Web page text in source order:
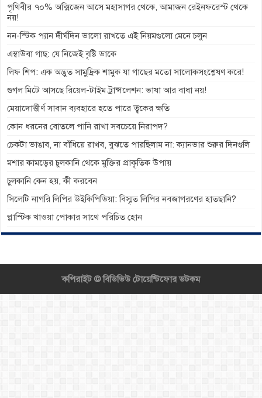
পৃথিবীর ৭০% অক্সিজেন আসে মহাসাগর থেকে, আমাজন রেইনফরেস্ট থেকে
নয়!
নন-স্টিক প্যান দীর্ঘদিন ভালো রাখতে এই নিয়মগুলো মেনে চলুন
এম্বাউবা গাছ: যে নিজেই বৃষ্টি ডাকে
লিফ শিপ: এক অদ্ভুত সামুদ্রিক শামুক যা গাছের মতো সালোকসংশ্লেষণ করে!
গুগল মিটে আসছে রিয়েল-টাইম ট্রান্সলেশন: ভাষা আর বাধা নয়!
মেয়াদোত্তীর্ণ সাবান ব্যবহারে হতে পারে ত্বকের ক্ষতি
কোন ধরনের বোতলে পানি রাখা সবচেয়ে নিরাপদ?
চেকটা ভাঙাব, না বাঁধিয়ে রাখব, বুঝতে পারছিলাম না: ক্যানভার শুরুর দিনগুলি
মশার কামড়ের চুলকানি থেকে মুক্তির প্রাকৃতিক উপায়
চুলকানি কেন হয়, কী করবেন
সিলেটি নাগরি লিপির উইকিপিডিয়া: বিস্মৃত লিপির নবজাগরণের হাতছানি?
প্লাস্টিক খাওয়া পোকার সাথে পরিচিত হোন
কপিরাইট ©বিডিভিউ টোয়েন্টিফোর ডটকম